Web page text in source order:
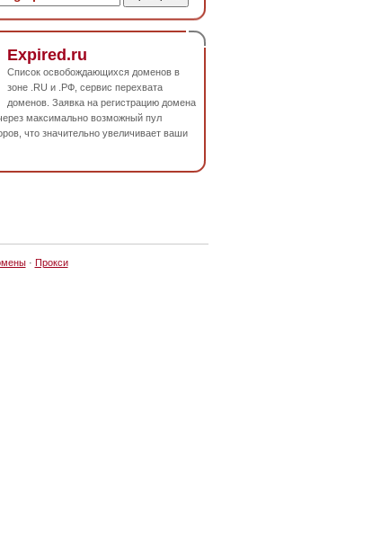
Expired.ru
Список освобождающихся доменов в
зоне .RU и .РФ, сервис перехвата
доменов. Заявка на регистрацию домена
максимально возможный пул
что значительно увеличивает ваши
· Прокси